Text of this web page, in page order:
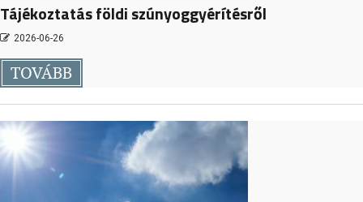
Tájékoztatás földi szúnyoggyérítésről
2026-06-26
TOVÁBB